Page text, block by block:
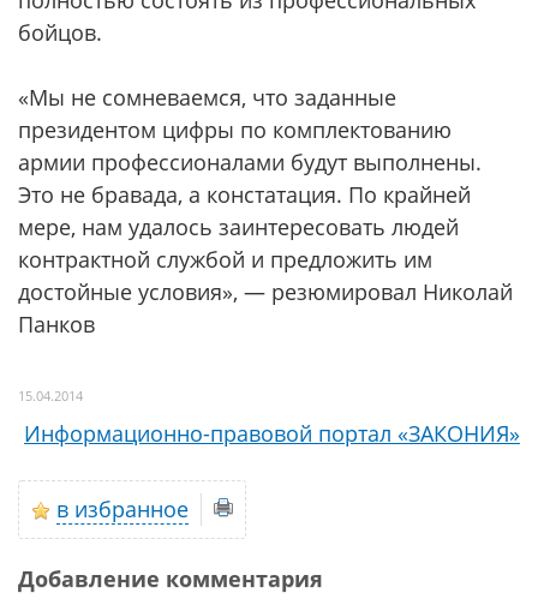
бойцов.
«Мы не сомневаемся, что заданные
президентом цифры по комплектованию
армии профессионалами будут выполнены.
Это не бравада, а констатация. По крайней
мере, нам удалось заинтересовать людей
контрактной службой и предложить им
достойные условия», — резюмировал Николай
Панков
15.04.2014
Информационно-правовой портал «ЗАКОНИЯ»
в избранное
Добавление комментария